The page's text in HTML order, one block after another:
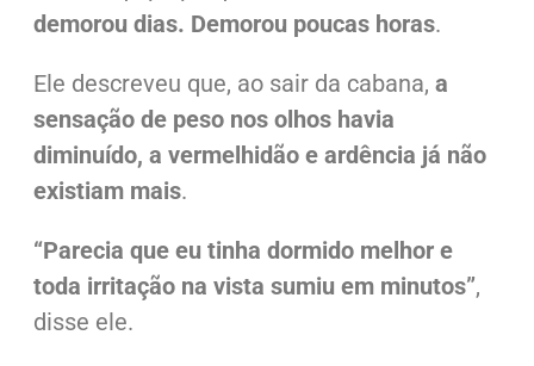
demorou dias. Demorou poucas horas.
Ele descreveu que, ao sair da cabana, a
sensação de peso nos olhos havia
diminuído, a vermelhidão e ardência já não
existiam mais.
“Parecia que eu tinha dormido melhor e
toda irritação na vista sumiu em minutos”,
disse ele.